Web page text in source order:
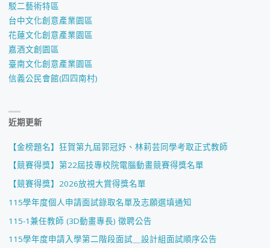
駁二藝術特區
台中文化創意產業園區
花蓮文化創意產業園區
嘉酒文創園區
臺南文化創意產業園區
信義公民會館(四四南村)
近期更新
【金榜題名】狂賀第九屆郭冠妤、林莉芸同學考取正式教師
【競賽得獎】第22屆技專校院電腦動畫競賽得獎名單
【競賽得獎】2026放視大賞得獎名單
115學年度個人申請面試錄取名單及志願選填通知
115-1兼任教師 (3D動畫專長) 徵聘公告
115學年度申請入學第二階段面試＿設計組面試順序公告